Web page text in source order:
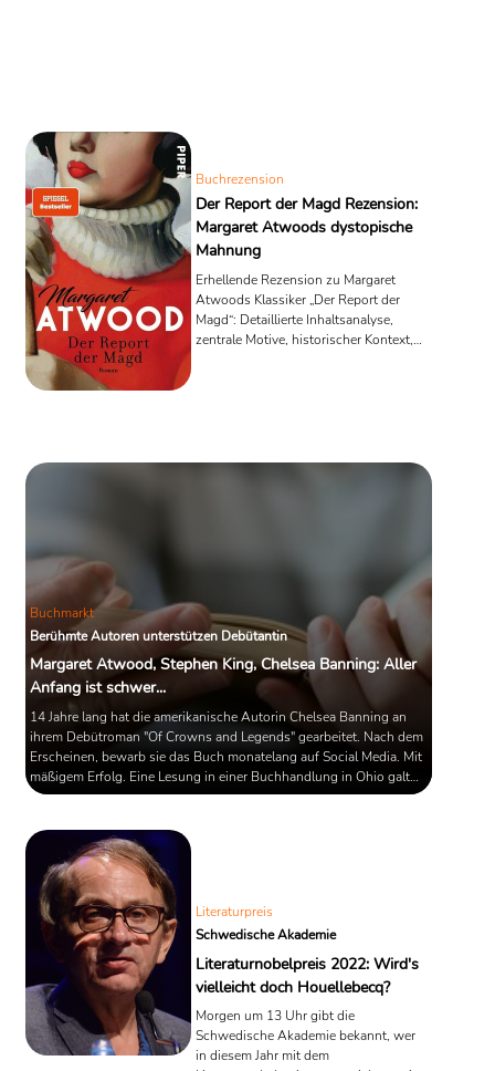
Buchrezension
Der Report der Magd Rezension:
Margaret Atwoods dystopische
Mahnung
Erhellende Rezension zu Margaret
Atwoods Klassiker „Der Report der
Magd“: Detaillierte Inhaltsanalyse,
zentrale Motive, historischer Kontext,
Buchmarkt
Berühmte Autoren unterstützen Debütantin
Margaret Atwood, Stephen King, Chelsea Banning: Aller
Anfang ist schwer...
14 Jahre lang hat die amerikanische Autorin Chelsea Banning an
ihrem Debütroman "Of Crowns and Legends" gearbeitet. Nach dem
Erscheinen, bewarb sie das Buch monatelang auf Social Media. Mit
mäßigem Erfolg. Eine Lesung in einer Buchhandlung in Ohio galt
ihr als letzte Hoffnung; doch von den rund 40 Zusagen kamen nur
Margaret Atwood, Stephen King und anderen ErfolgsautorInnen auf
Twitter.
Literaturpreis
Schwedische Akademie
Literaturnobelpreis 2022: Wird's
vielleicht doch Houellebecq?
Morgen um 13 Uhr gibt die
Schwedische Akademie bekannt, wer
in diesem Jahr mit dem